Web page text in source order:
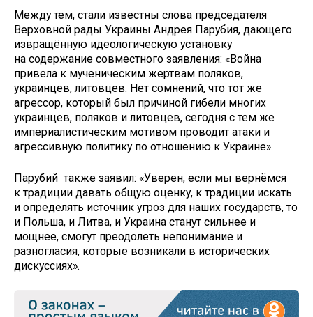
Между тем, стали известны слова председателя
Верховной рады Украины Андрея Парубия, дающего
извращённую идеологическую установку
на содержание совместного заявления: «Война
привела к мученическим жертвам поляков,
украинцев, литовцев. Нет сомнений, что тот же
агрессор, который был причиной гибели многих
украинцев, поляков и литовцев, сегодня с тем же
империалистическим мотивом проводит атаки и
агрессивную политику по отношению к Украине».
Парубий также заявил: «Уверен, если мы вернёмся
к традиции давать общую оценку, к традиции искать
и определять источник угроз для наших государств, то
и Польша, и Литва, и Украина станут сильнее и
мощнее, смогут преодолеть непонимание и
разногласия, которые возникали в исторических
дискуссиях».